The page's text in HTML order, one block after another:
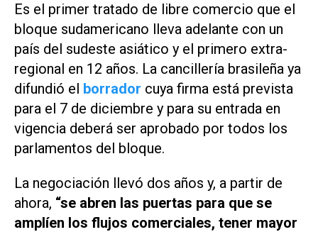
Es el primer tratado de libre comercio que el
bloque sudamericano lleva adelante con un
país del sudeste asiático y el primero extra-
regional en 12 años. La cancillería brasileña ya
difundió el borrador cuya firma está prevista
para el 7 de diciembre y para su entrada en
vigencia deberá ser aprobado por todos los
parlamentos del bloque.
La negociación llevó dos años y, a partir de
ahora, “se abren las puertas para que se
amplíen los flujos comerciales, tener mayor